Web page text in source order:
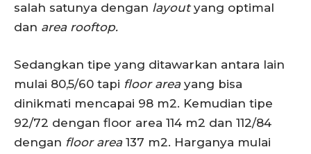
salah satunya dengan layoutyang optimal
dan area rooftop.
Sedangkan tipe yang ditawarkan antara lain
mulai 80,5/60 tapi floor areayang bisa
dinikmati mencapai 98 m2. Kemudian tipe
92/72 dengan floor area 114 m2 dan 112/84
dengan floor area137 m2. Harganya mulai